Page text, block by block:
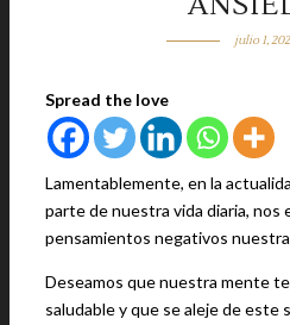
julio 1,
Spread the love
Lamentablemente, en la
parte de nuestra vida diaria, nos
pensamientos negativos nuestra
Deseamos que nuestra mente
saludable y que se aleje de este